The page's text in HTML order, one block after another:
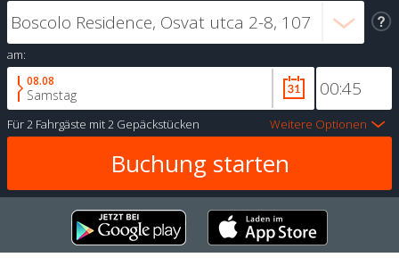
am:
08.08
Samstag
Für2 Fahrgäste mit2 Gepäckstücken Weitere Optionen